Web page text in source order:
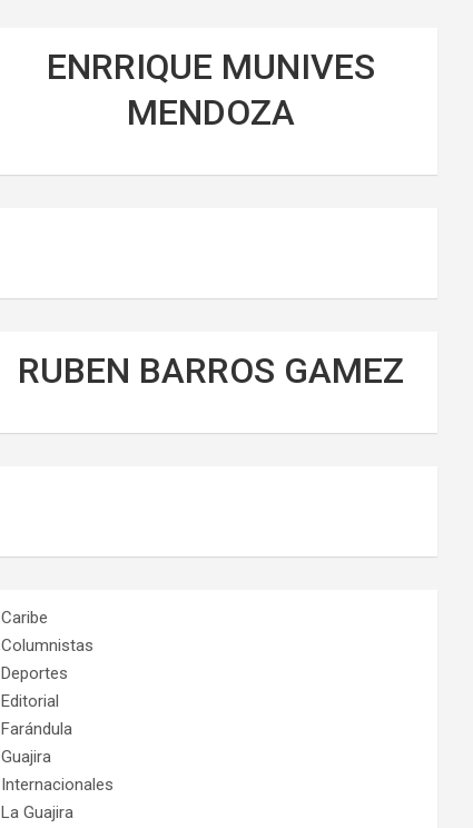
ENRRIQUE MUNIVES
MENDOZA
RUBEN BARROS GAMEZ
Caribe
Columnistas
Deportes
Editorial
Farándula
Guajira
Internacionales
La Guajira